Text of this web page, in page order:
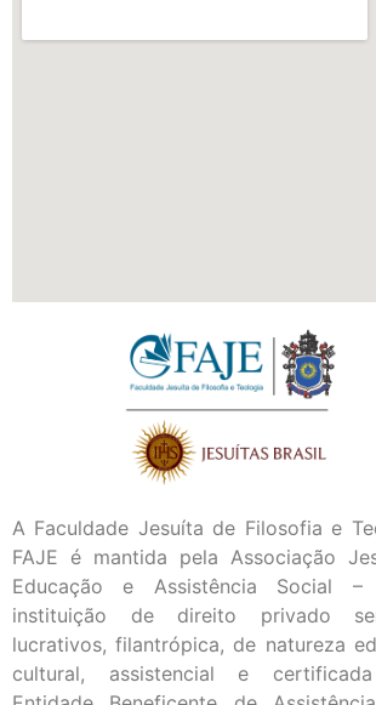
A Faculdade Jesuíta de Filosofia e
FAJE é mantida pela Associação
Educação e Assistência Social –
instituição de direito privado
lucrativos, filantrópica, de natureza
cultural, assistencial e